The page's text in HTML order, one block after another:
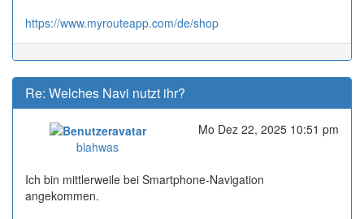
https://www.myrouteapp.com/de/shop
Re: Welches Navi nutzt ihr?
blahwasOnline
Mo Dez 22, 2025 10:51 pm
Ich bin mittlerweile bei Smartphone-Navigation
angekommen.